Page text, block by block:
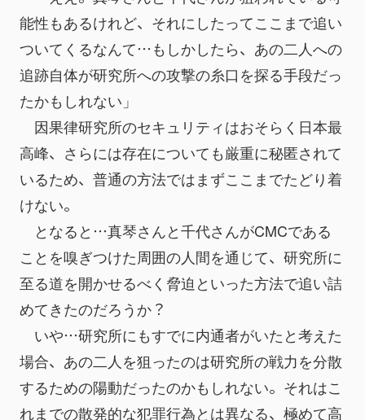
能性もあるけれど、それにしたってここまで追い
ついてくるなんて…もしかしたら、あの二人への
追跡自体が研究所への攻撃の糸口を探る手段だっ
たかもしれない」
因果律研究所のセキュリティはおそらく日本最
高峰、さらには存在についても厳重に秘匿されて
いるため、普通の方法ではまずここまでたどり着
けない。
となると…真琴さんと千代さんがCMCである
ことを嗅ぎつけた周囲の人間を通じて、研究所に
至る道を開かせるべく脅迫といった方法で追い詰
めてきたのだろうか？
いや…研究所にもすでに内通者がいたと考えた
場合、あの二人を狙ったのは研究所の戦力を分散
するための陽動だったのかもしれない。それはこ
れまでの散発的な犯罪行為とは異なる、極めて高